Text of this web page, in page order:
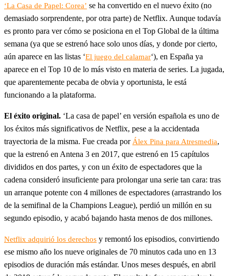
‘La Casa de Papel: Corea’ se ha convertido en el nuevo éxito (no
demasiado sorprendente, por otra parte) de Netflix. Aunque todavía
es pronto para ver cómo se posiciona en el Top Global de la última
semana (ya que se estrenó hace solo unos días, y donde por cierto,
aún aparece en las listas ‘El juego del calamar‘), en España ya
aparece en el Top 10 de lo más visto en materia de series. La jugada,
que aparentemente pecaba de obvia y oportunista, le está
funcionando a la plataforma.
El éxito original. ‘La casa de papel’ en versión española es uno de
los éxitos más significativos de Netflix, pese a la accidentada
trayectoria de la misma. Fue creada por Álex Pina para Atresmedia,
que la estrenó en Antena 3 en 2017, que estrenó en 15 capítulos
divididos en dos partes, y con un éxito de espectadores que la
cadena consideró insuficiente para prolongar una serie tan cara: tras
un arranque potente con 4 millones de espectadores (arrastrando los
de la semifinal de la Champions League), perdió un millón en su
segundo episodio, y acabó bajando hasta menos de dos millones.
Netflix adquirió los derechos y remontó los episodios, convirtiendo
ese mismo año los nueve originales de 70 minutos cada uno en 13
episodios de duración más estándar. Unos meses después, en abril